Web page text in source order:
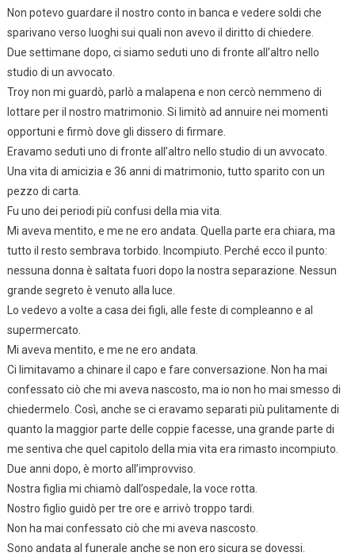
Non potevo guardare il nostro conto in banca e vedere soldi che
sparivano verso luoghi sui quali non avevo il diritto di chiedere.
Due settimane dopo, ci siamo seduti uno di fronte all’altro nello
studio di un avvocato.
Troy non mi guardò, parlò a malapena e non cercò nemmeno di
lottare per il nostro matrimonio. Si limitò ad annuire nei momenti
opportuni e firmò dove gli dissero di firmare.
Eravamo seduti uno di fronte all’altro nello studio di un avvocato.
Una vita di amicizia e 36 anni di matrimonio, tutto sparito con un
pezzo di carta.
Fu uno dei periodi più confusi della mia vita.
Mi aveva mentito, e me ne ero andata. Quella parte era chiara, ma
tutto il resto sembrava torbido. Incompiuto. Perché ecco il punto:
nessuna donna è saltata fuori dopo la nostra separazione. Nessun
grande segreto è venuto alla luce.
Lo vedevo a volte a casa dei figli, alle feste di compleanno e al
supermercato.
Mi aveva mentito, e me ne ero andata.
Ci limitavamo a chinare il capo e fare conversazione. Non ha mai
confessato ciò che mi aveva nascosto, ma io non ho mai smesso di
chiedermelo. Così, anche se ci eravamo separati più pulitamente di
quanto la maggior parte delle coppie facesse, una grande parte di
me sentiva che quel capitolo della mia vita era rimasto incompiuto.
Due anni dopo, è morto all’improvviso.
Nostra figlia mi chiamò dall’ospedale, la voce rotta.
Nostro figlio guidò per tre ore e arrivò troppo tardi.
Non ha mai confessato ciò che mi aveva nascosto.
Sono andata al funerale anche se non ero sicura se dovessi.